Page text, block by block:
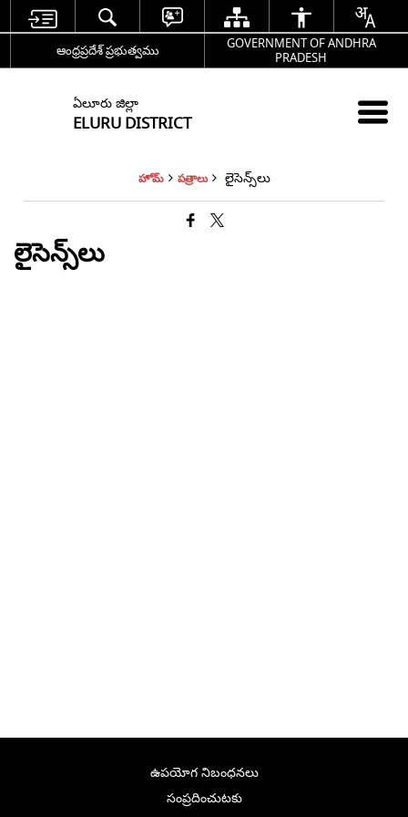
ఆంధ్రప్రదేశ్ ప్రభుత్వము
GOVERNMENT OF ANDHRA
PRADESH
ఏలూరు జిల్లా
ELURU DISTRICT
హోమ్ పత్రాలు లైసెన్స్‌లు
లైసెన్స్‌లు
ఉపయోగ నిబంధనలు
సంప్రదించుటకు